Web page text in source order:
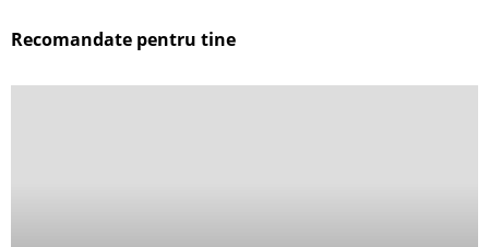
Recomandate pentru tine